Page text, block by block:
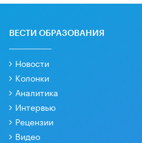
ВЕСТИ ОБРАЗОВАНИЯ
Новости
Колонки
Аналитика
Интервью
Рецензии
Видео